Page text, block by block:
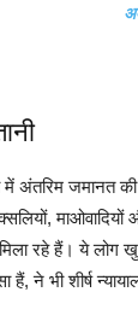
में अंतरिम जमानत
माओवादियों
रहे हैं। ये लोग
हैं, ने भी शीर्ष